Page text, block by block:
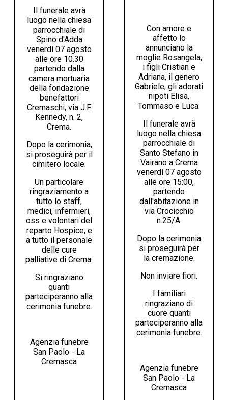
Il funerale avrà
luogo nella chiesa
parrocchiale di
Spino d'Adda
venerdì 07 agosto
alle ore 10.30
partendo dalla
camera mortuaria
della fondazione
benefattori
Cremaschi, via J.F.
Kennedy, n. 2,
Crema.
Dopo la cerimonia,
si proseguirà per il
cimitero locale.
Un particolare
ringraziamento a
tutto lo staff,
medici, infermieri,
oss e volontari del
reparto Hospice, e
a tutto il personale
delle cure
palliative di Crema.
Si ringraziano
quanti
parteciperanno alla
cerimonia funebre.
Agenzia funebre
San Paolo - La
Cremasca
Con amore e
affetto lo
annunciano la
moglie Rosangela,
i figli Cristian e
Adriana, il genero
Gabriele, gli adorati
nipoti Elisa,
Tommaso e Luca.
Il funerale avrà
luogo nella chiesa
parrocchiale di
Santo Stefano in
Vairano a Crema
venerdì 07 agosto
alle ore 15:00,
partendo
dall'abitazione in
via Crocicchio
n.25/A.
Dopo la cerimonia
si proseguirà per
la cremazione.
Non inviare fiori.
I familiari
ringraziano di
cuore quanti
parteciperanno alla
cerimonia funebre.
Agenzia funebre
San Paolo - La
Cremasca